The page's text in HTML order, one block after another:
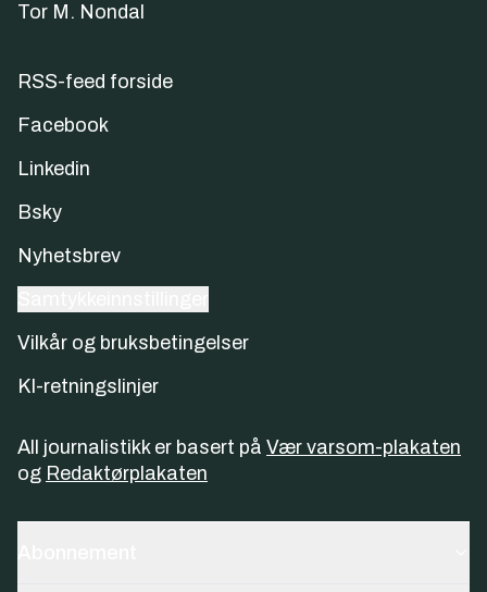
Tor M. Nondal
RSS-feed forside
Facebook
Linkedin
Bsky
Nyhetsbrev
Vilkår og bruksbetingelser
KI-retningslinjer
All journalistikk er basert på Vær varsom-plakaten
og Redaktørplakaten